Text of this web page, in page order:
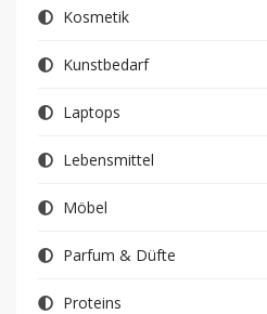
Kosmetik
Kunstbedarf
Laptops
Lebensmittel
Möbel
Parfum & Düfte
Proteins